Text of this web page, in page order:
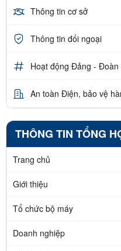
Thông tin cơ sở
Thông tin đối ngoại
Hoạt động Đảng - Đoàn
An toàn Điện, bảo vệ
THÔNG TIN TỔNG
Trang chủ
Giới thiệu
Tổ chức bộ máy
Doanh nghiệp